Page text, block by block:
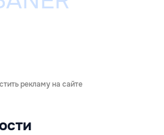
рекламу на сайте